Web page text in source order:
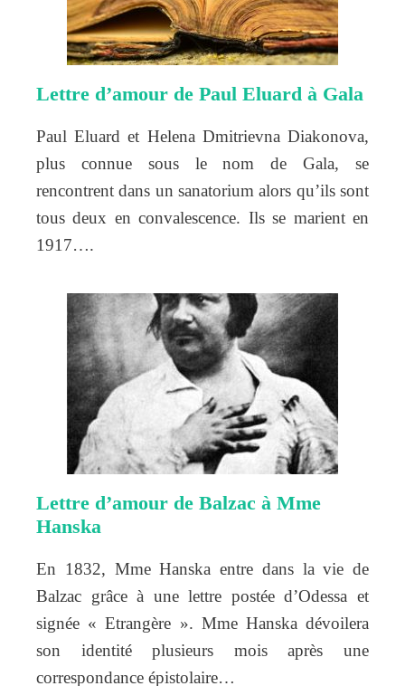
Lettre d’amour de Paul Eluard à Gala
Paul Eluard et Helena Dmitrievna Diakonova,
plus connue sous le nom de Gala, se
rencontrent dans un sanatorium alors qu’ils sont
tous deux en convalescence. Ils se marient en
1917….
Lettre d’amour de Balzac à Mme
Hanska
En 1832, Mme Hanska entre dans la vie de
Balzac grâce à une lettre postée d’Odessa et
signée « Etrangère ». Mme Hanska dévoilera
son identité plusieurs mois après une
correspondance épistolaire…